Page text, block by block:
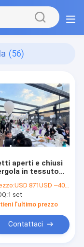
(56)
aperti e chiusi
in tessuto
Patio
USD 871USD ~4000USD or more based on the sizes
1 set
l'ultimo prezzo
Contattaci